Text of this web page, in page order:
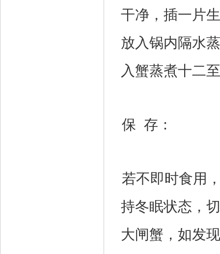
干净，插一片
放入锅内隔水
入蟹蒸煮十二
保 存：
若不即时食用
持冬眠状态，
大闸蟹，如发